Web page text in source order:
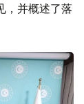
，并概述了落